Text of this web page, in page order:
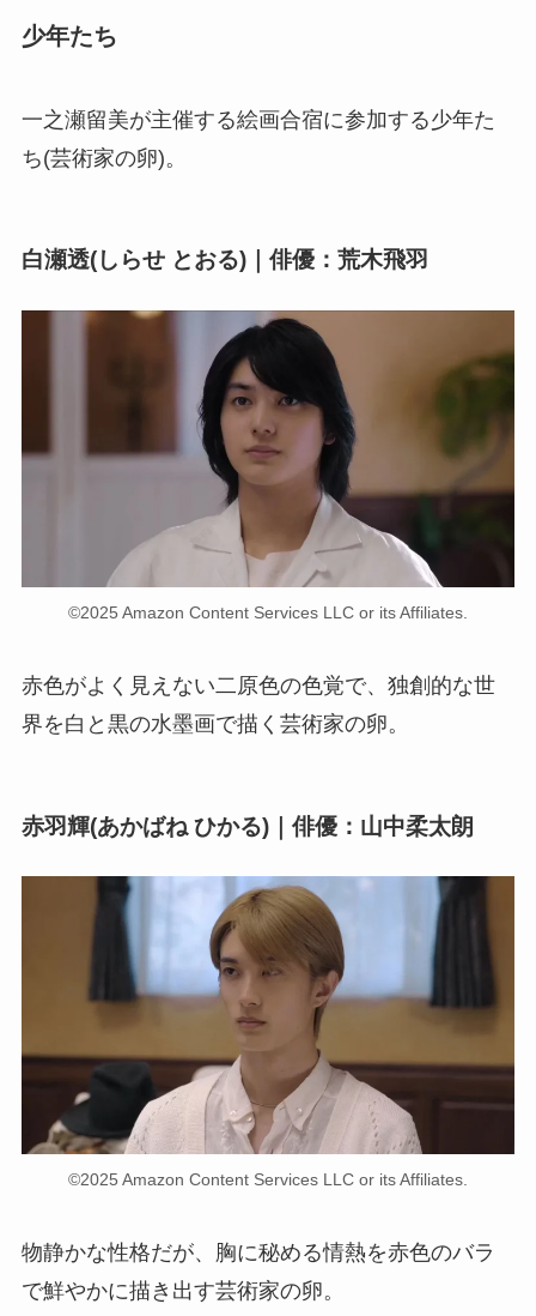
少年たち
一之瀬留美が主催する絵画合宿に参加する少年た
ち(芸術家の卵)。
白瀬透(しらせ とおる)｜俳優：荒木飛羽
©2025 Amazon Content Services LLC or its Affiliates.
赤色がよく見えない二原色の色覚で、独創的な世
界を白と黒の水墨画で描く芸術家の卵。
赤羽輝(あかばね ひかる)｜俳優：山中柔太朗
©2025 Amazon Content Services LLC or its Affiliates.
物静かな性格だが、胸に秘める情熱を赤色のバラ
で鮮やかに描き出す芸術家の卵。